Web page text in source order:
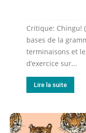
Critique: Chingu!
bases de la
terminaisons et
d’exercice sur...
Lire la suite